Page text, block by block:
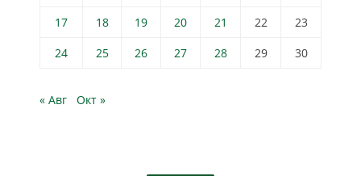
17
18 19 20 21 22
23
24
25 26 27 28 29 30
« Авг Окт »